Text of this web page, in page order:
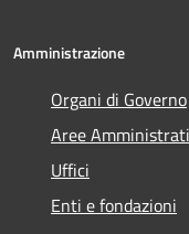
Amministrazione
Organi di Governo
Aree
Uffici
Enti e fondazioni